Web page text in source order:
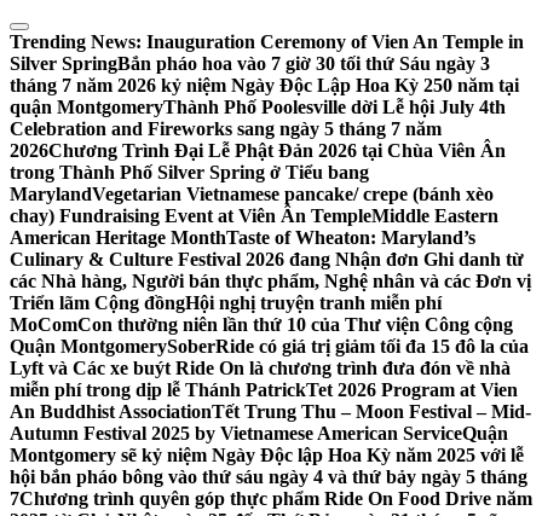
Skip
to
content
Trending News: Inauguration Ceremony of Vien An Temple in
Silver SpringBắn pháo hoa vào 7 giờ 30 tối thứ Sáu ngày 3
tháng 7 năm 2026 kỷ niệm Ngày Độc Lập Hoa Kỳ 250 năm tại
quận MontgomeryThành Phố Poolesville dời Lễ hội July 4th
Celebration and Fireworks sang ngày 5 tháng 7 năm
2026Chương Trình Đại Lễ Phật Đản 2026 tại Chùa Viên Ân
trong Thành Phố Silver Spring ở Tiểu bang
MarylandVegetarian Vietnamese pancake/ crepe (bánh xèo
chay) Fundraising Event at Viên Ân TempleMiddle Eastern
American Heritage MonthTaste of Wheaton: Maryland’s
Culinary & Culture Festival 2026 đang Nhận đơn Ghi danh từ
các Nhà hàng, Người bán thực phẩm, Nghệ nhân và các Đơn vị
Triển lãm Cộng đồngHội nghị truyện tranh miễn phí
MoComCon thường niên lần thứ 10 của Thư viện Công cộng
Quận MontgomerySoberRide có giá trị giảm tối đa 15 đô la của
Lyft và Các xe buýt Ride On là chương trình đưa đón về nhà
miễn phí trong dịp lễ Thánh PatrickTet 2026 Program at Vien
An Buddhist AssociationTết Trung Thu – Moon Festival – Mid-
Autumn Festival 2025 by Vietnamese American ServiceQuận
Montgomery sẽ kỷ niệm Ngày Độc lập Hoa Kỳ năm 2025 với lễ
hội bắn pháo bông vào thứ sáu ngày 4 và thứ bảy ngày 5 tháng
7Chương trình quyên góp thực phẩm Ride On Food Drive năm